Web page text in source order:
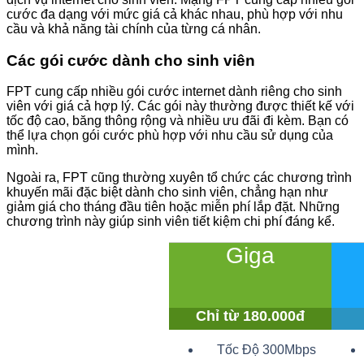
cước đa dạng với mức giá cả khác nhau, phù hợp với nhu
cầu và khả năng tài chính của từng cá nhân.
Các gói cước dành cho sinh viên
FPT cung cấp nhiều gói cước internet dành riêng cho sinh
viên với giá cả hợp lý. Các gói này thường được thiết kế với
tốc độ cao, băng thông rộng và nhiều ưu đãi đi kèm. Bạn có
thể lựa chọn gói cước phù hợp với nhu cầu sử dụng của
mình.
Ngoài ra, FPT cũng thường xuyên tổ chức các chương trình
khuyến mãi đặc biệt dành cho sinh viên, chẳng hạn như
giảm giá cho tháng đầu tiên hoặc miễn phí lắp đặt. Những
chương trình này giúp sinh viên tiết kiệm chi phí đáng kể.
Giga
Chỉ từ 180.000đ
Tốc Độ 300Mbps